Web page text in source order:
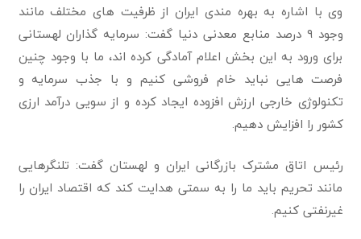
وی با اشاره به بهره مندی ایران از ظرفیت های مختلف مانند
وجود ۹ درصد منابع معدنی دنیا گفت: سرمایه گذاران لهستانی
برای ورود به این بخش اعلام آمادگی کرده اند، ما با وجود چنین
فرصت هایی نباید خام فروشی کنیم و با جذب سرمایه و
تکنولوژی خارجی ارزش افزوده ایجاد کرده و از سویی درآمد ارزی
کشور را افزایش دهیم.
رئیس اتاق مشترک بازرگانی ایران و لهستان گفت: تلنگرهایی
مانند تحریم باید ما را به سمتی هدایت کند که اقتصاد ایران را
غیرنفتی کنیم.